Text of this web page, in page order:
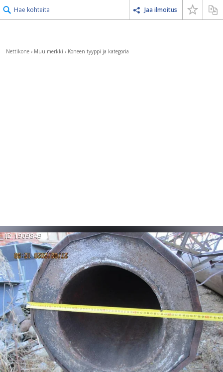
Hae kohteita Jaa ilmoitus
Nettikone › Muu merkki › Koneen tyyppi ja kategoria
ID 1909849